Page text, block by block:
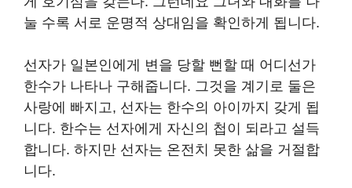
눌 수록 서로 운명적 상대임을 확인하게 됩니다.
선자가 일본인에게 변을 당할 뻔할 때 어디선가
한수가 나타나 구해줍니다. 그것을 계기로 둘은
사랑에 빠지고, 선자는 한수의 아이까지 갖게 됩
니다. 한수는 선자에게 자신의 첩이 되라고 설득
합니다. 하지만 선자는 온전치 못한 삶을 거절합
니다.